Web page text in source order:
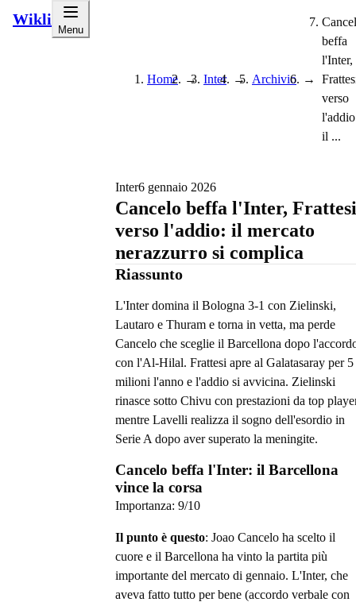
Wikli
Menu
Home → Inter → Archivio →
beffa
l'Inter,
verso
il ...
Inter6 gennaio 2026
Cancelo beffa l'Inter, Frattesi
verso l'addio: il mercato
nerazzurro si complica
Riassunto
L'Inter domina il Bologna 3-1 con Zielinski,
Lautaro e Thuram e torna in vetta, ma perde
Cancelo che sceglie il Barcellona dopo
con l'Al-Hilal. Frattesi apre al Galatasaray per 5
milioni l'anno e l'addio si avvicina. Zielinski
rinasce sotto Chivu con prestazioni da top
mentre Lavelli realizza il sogno dell'esordio in
Serie A dopo aver superato la meningite.
Cancelo beffa l'Inter: il Barcellona
vince la corsa
Importanza: 9/10
Il punto è questo: Joao Cancelo ha scelto il
cuore e il Barcellona ha vinto la partita più
importante del mercato di gennaio. L'Inter, che
aveva fatto tutto per bene (accordo verbale con